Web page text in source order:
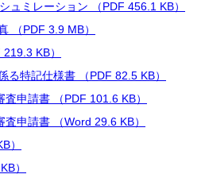
ュミレーション （PDF 456.1 KB）
（PDF 3.9 MB）
KB）
る特記仕様書 （PDF 82.5 KB）
申請書 （PDF 101.6 KB）
申請書 （Word 29.6 KB）
）
）